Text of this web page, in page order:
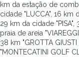
km da estação de
cidade "LUCCA", 16 km
29 km da cidade "PISA",
praia de areia
38 km "GROTTA
"MONTECATINI GOLF